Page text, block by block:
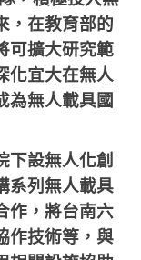
，在教育部的
可擴大研究範
化宜大在無人
為無人載具國
下設無人化創
系列無人載具
作，將台南六
作技術等，與